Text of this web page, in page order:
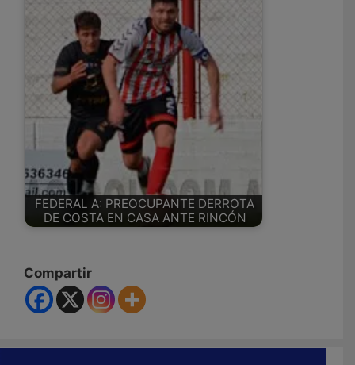
FEDERAL A: PREOCUPANTE DERROTA
DE COSTA EN CASA ANTE RINCÓN
Compartir